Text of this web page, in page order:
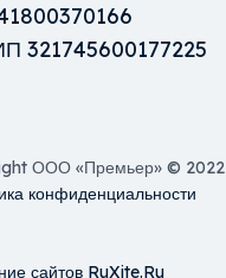
321745600177225
ООО «Премьер» © 2022
конфиденциальности
сайтов RuXite.Ru